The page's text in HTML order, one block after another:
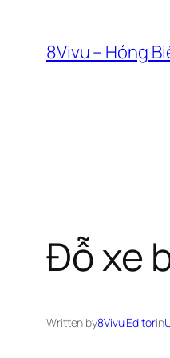
content
8Vivu – Hóng
Đỗ xe
Written by8Vivu Editorin